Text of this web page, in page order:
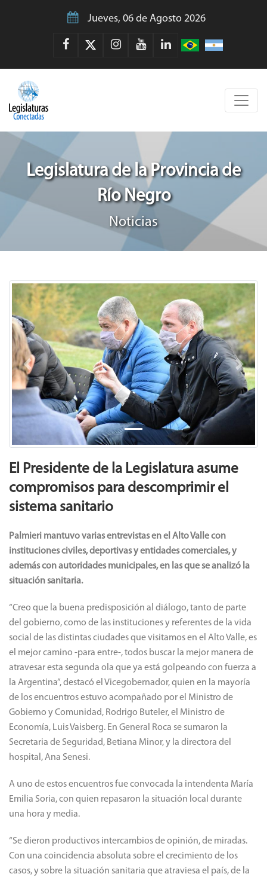
Jueves, 06 de Agosto 2026
Legislatura de la Provincia de
Río Negro
Noticias
Previous Next
El Presidente de la Legislatura asume
compromisos para descomprimir el
sistema sanitario
Palmieri mantuvo varias entrevistas en el Alto Valle con
instituciones civiles, deportivas y entidades comerciales, y
además con autoridades municipales, en las que se analizó la
situación sanitaria.
“Creo que la buena predisposición al diálogo, tanto de parte
del gobierno, como de las instituciones y referentes de la vida
social de las distintas ciudades que visitamos en el Alto Valle, es
el mejor camino -para entre-, todos buscar la mejor manera de
atravesar esta segunda ola que ya está golpeando con fuerza a
la Argentina”, destacó el Vicegobernador, quien en la mayoría
de los encuentros estuvo acompañado por el Ministro de
Gobierno y Comunidad, Rodrigo Buteler, el Ministro de
Economía, Luis Vaisberg. En General Roca se sumaron la
Secretaria de Seguridad, Betiana Minor, y la directora del
hospital, Ana Senesi.
A uno de estos encuentros fue convocada la intendenta María
Emilia Soria, con quien repasaron la situación local durante
una hora y media.
“Se dieron productivos intercambios de opinión, de miradas.
Con una coincidencia absoluta sobre el crecimiento de los
casos, y sobre la situación sanitaria que atraviesa el país, de la